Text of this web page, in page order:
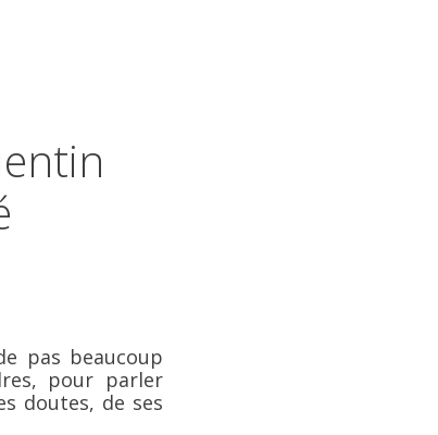
pas beaucoup
pour parler
doutes, de ses